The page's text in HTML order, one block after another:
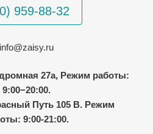
959-88-32
info@zaisy.ru
27а, Режим работы:
9:00−20:00.
Путь 105 В. Режим
9:00-21:00.